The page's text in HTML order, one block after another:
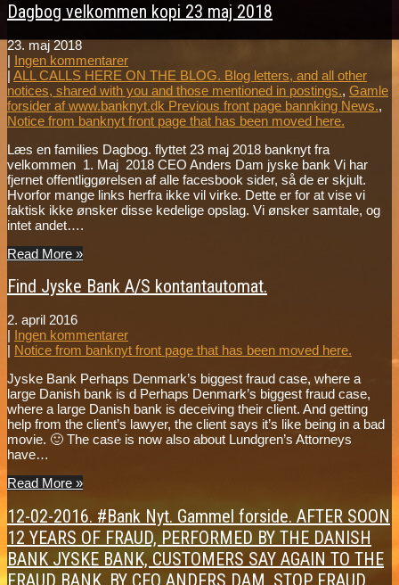
Dagbog velkommen kopi 23 maj 2018
23. maj 2018
| Ingen kommentarer
| ALL CALLS HERE ON THE BLOG. Blog letters, and all other
notices, shared with you and those mentioned in postings., Gamle
forsider af www.banknyt.dk Previous front page bannking News.,
Notice from banknyt front page that has been moved here.
Læs en families Dagbog. flyttet 23 maj 2018 banknyt fra
velkommen 1. Maj 2018 CEO Anders Dam jyske bank Vi har
fjernet offentliggørelsen af alle facesbook sider, så de er skjult.
Hvorfor mange links herfra ikke vil virke. Dette er for at vise vi
faktisk ikke ønsker disse kedelige opslag. Vi ønsker samtale, og
intet andet….
Read More »
Find Jyske Bank A/S kontantautomat.
2. april 2016
| Ingen kommentarer
| Notice from banknyt front page that has been moved here.
Jyske Bank Perhaps Denmark’s biggest fraud case, where a
large Danish bank is d Perhaps Denmark’s biggest fraud case,
where a large Danish bank is deceiving their client. And getting
help from the client’s lawyer, the client says it’s like being in a bad
movie. 🙂 The case is now also about Lundgren’s Attorneys
have…
Read More »
12-02-2016. #Bank Nyt. Gammel forside. AFTER SOON
12 YEARS OF FRAUD, PERFORMED BY THE DANISH
BANK JYSKE BANK, CUSTOMERS SAY AGAIN TO THE
FRAUD BANK, BY CEO ANDERS DAM, STOP FRAUD.